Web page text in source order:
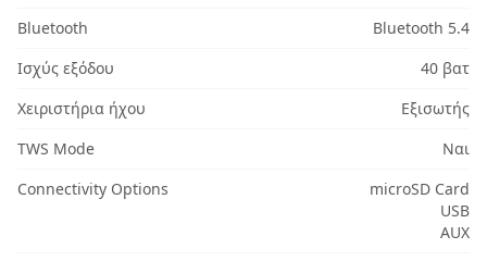
Bluetooth
Bluetooth 5.4
Ισχύς εξόδου
40 βατ
Χειριστήρια ήχου
Εξισωτής
TWS Mode
Ναι
Connectivity Options
microSD Card
USB
AUX